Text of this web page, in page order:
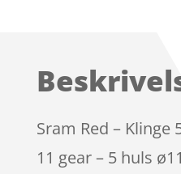
Sram Red – Klinge
11 gear – 5 huls